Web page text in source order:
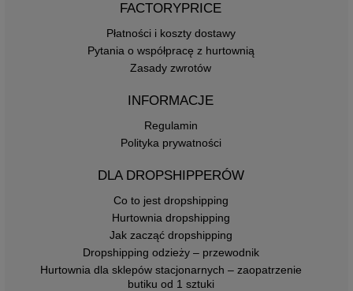
FACTORYPRICE
Płatności i koszty dostawy
Pytania o współpracę z hurtownią
Zasady zwrotów
INFORMACJE
Regulamin
Polityka prywatności
DLA DROPSHIPPERÓW
Co to jest dropshipping
Hurtownia dropshipping
Jak zacząć dropshipping
Dropshipping odzieży – przewodnik
Hurtownia dla sklepów stacjonarnych – zaopatrzenie
butiku od 1 sztuki